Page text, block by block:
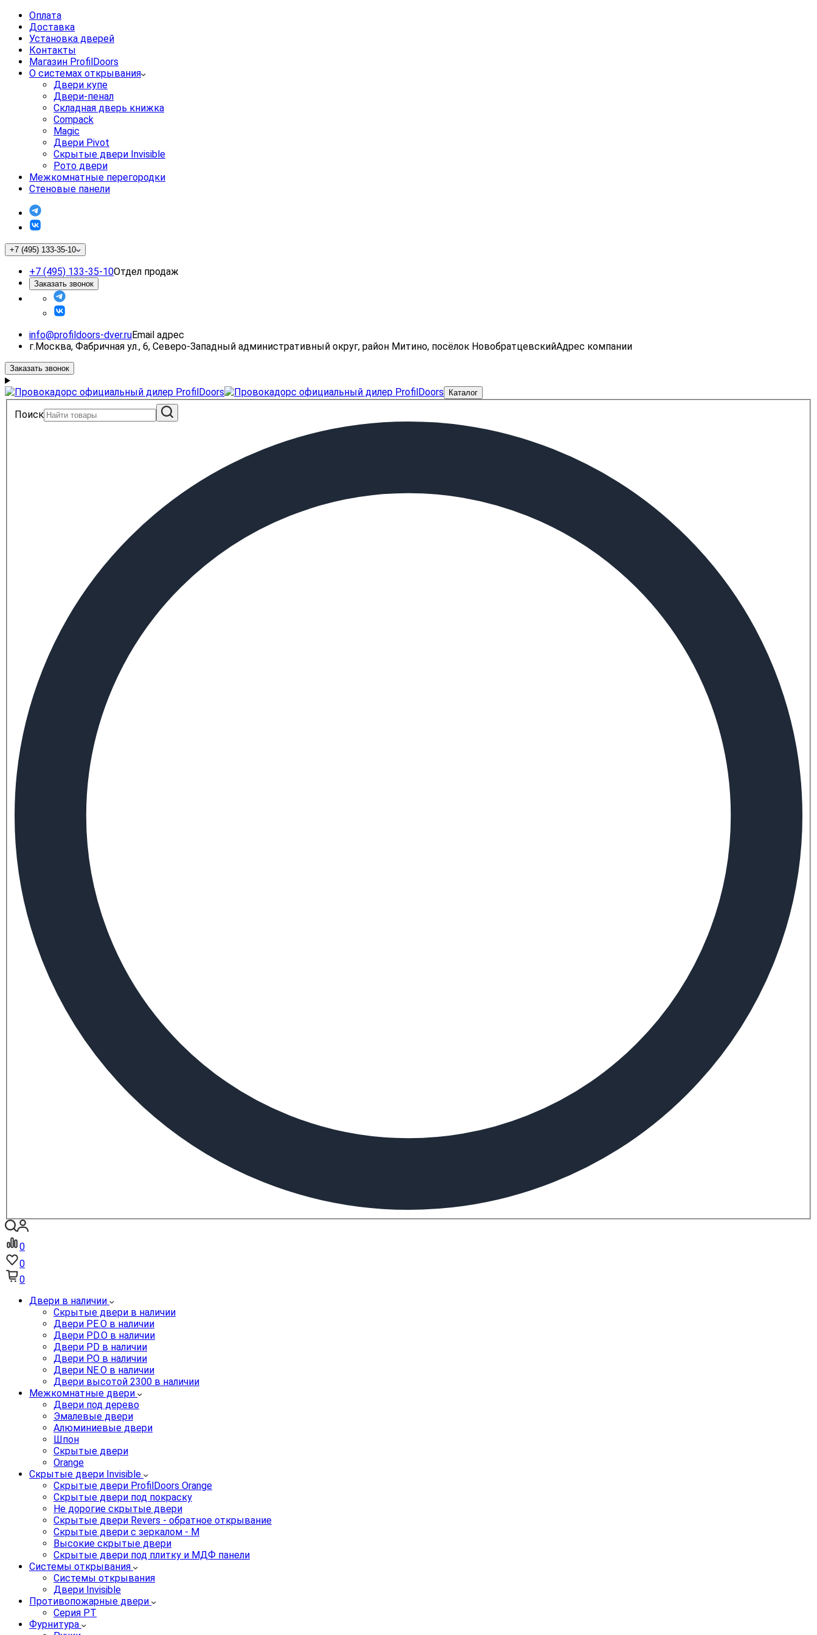
Оплата
Доставка
Установка дверей
Контакты
Магазин ProfilDoors
О системах открывания
Двери купе
Двери-пенал
Складная дверь книжка
Compack
Magic
Двери Pivot
Скрытые двери Invisible
Рото двери
Межкомнатные перегородки
Стеновые панели
+7 (495) 133-35-10
+7 (495) 133-35-10Отдел продаж
Заказать звонок
info@profildoors-dver.ruEmail адрес
г.Москва, Фабричная ул., 6, Северо-Западный административный округ, район Митино, посёлок НовобратцевскийАдрес компании
Заказать звонок
Каталог
Поиск
0
0
0
Двери в наличии
Скрытые двери в наличии
Двери PE.O в наличии
Двери PD.O в наличии
Двери PD в наличии
Двери P.O в наличии
Двери NE.O в наличии
Двери высотой 2300 в наличии
Межкомнатные двери
Двери под дерево
Эмалевые двери
Алюминиевые двери
Шпон
Скрытые двери
Orange
Скрытые двери Invisible
Скрытые двери ProfilDoors Orange
Скрытые двери под покраску
Не дорогие скрытые двери
Скрытые двери Revers - обратное открывание
Скрытые двери с зеркалом - M
Высокие скрытые двери
Скрытые двери под плитку и МДФ панели
Системы открывания
Системы открывания
Двери Invisible
Противопожарные двери
Серия PT
Фурнитура